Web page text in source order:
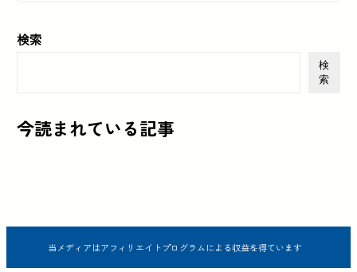
検索
検
索
今読まれている記事
当メディアはアフィリエイトプログラムによる収益を得ています